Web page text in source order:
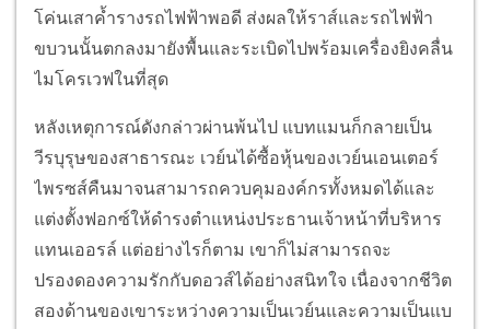
โค่นเสาค้ำรางรถไฟฟ้าพอดี ส่งผลให้ราส์และรถไฟฟ้า
ขบวนนั้นตกลงมายังพื้นและระเบิดไปพร้อมเครื่องยิงคลื่น
ไมโครเวฟในที่สุด
หลังเหตุการณ์ดังกล่าวผ่านพ้นไป แบทแมนก็กลายเป็น
วีรบุรุษของสาธารณะ เวย์นได้ซื้อหุ้นของเวย์นเอนเตอร์
ไพรซส์คืนมาจนสามารถควบคุมองค์กรทั้งหมดได้และ
แต่งตั้งฟอกซ์ให้ดำรงตำแหน่งประธานเจ้าหน้าที่บริหาร
แทนเออรล์ แต่อย่างไรก็ตาม เขาก็ไม่สามารถจะ
ปรองดองความรักกับดอวส์ได้อย่างสนิทใจ เนื่องจากชีวิต
สองด้านของเขาระหว่างความเป็นเวย์นและความเป็นแบ